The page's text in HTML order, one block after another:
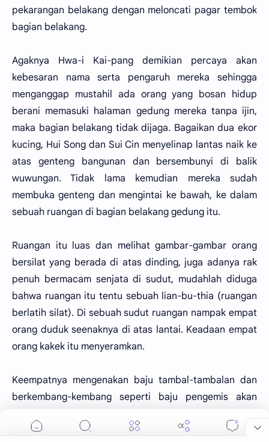
pekarangan belakang dengan meloncati pagar tembok
bagian belakang.
Agaknya Hwa-i Kai-pang demikian percaya akan
kebesaran nama serta pengaruh mereka sehingga
menganggap mustahil ada orang yang bosan hidup
berani memasuki halaman gedung mereka tanpa ijin,
maka bagian belakang tidak dijaga. Bagaikan dua ekor
kucing, Hui Song dan Sui Cin menyelinap lantas naik ke
atas genteng bangunan dan bersembunyi di balik
wuwungan. Tidak lama kemudian mereka sudah
membuka genteng dan mengintai ke bawah, ke dalam
sebuah ruangan di bagian belakang gedung itu.
Ruangan itu luas dan melihat gambar-gambar orang
bersilat yang berada di atas dinding, juga adanya rak
penuh bermacam senjata di sudut, mudahlah diduga
bahwa ruangan itu tentu sebuah lian-bu-thia (ruangan
berlatih silat). Di sebuah sudut ruangan nampak empat
orang duduk seenaknya di atas lantai. Keadaan empat
orang kakek itu menyeramkan.
Keempatnya mengenakan baju tambal-tambalan dan
berkembang-kembang seperti baju pengemis akan
adalah wajah serta sikap mereka.